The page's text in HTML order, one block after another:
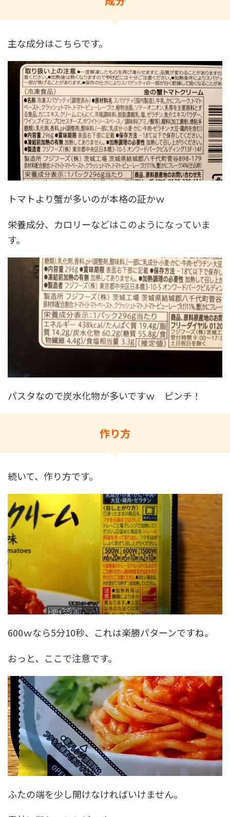
主な成分はこちらです。
トマトより蟹が多いのが本格の証かｗ
栄養成分、カロリーなどはこのようになっていま
す。
パスタなので炭水化物が多いですｗ ピンチ！
作り方
続いて、作り方です。
600ｗなら5分10秒、これは楽勝パターンですね。
おっと、ここで注意です。
ふたの端を少し開けなければいけません。